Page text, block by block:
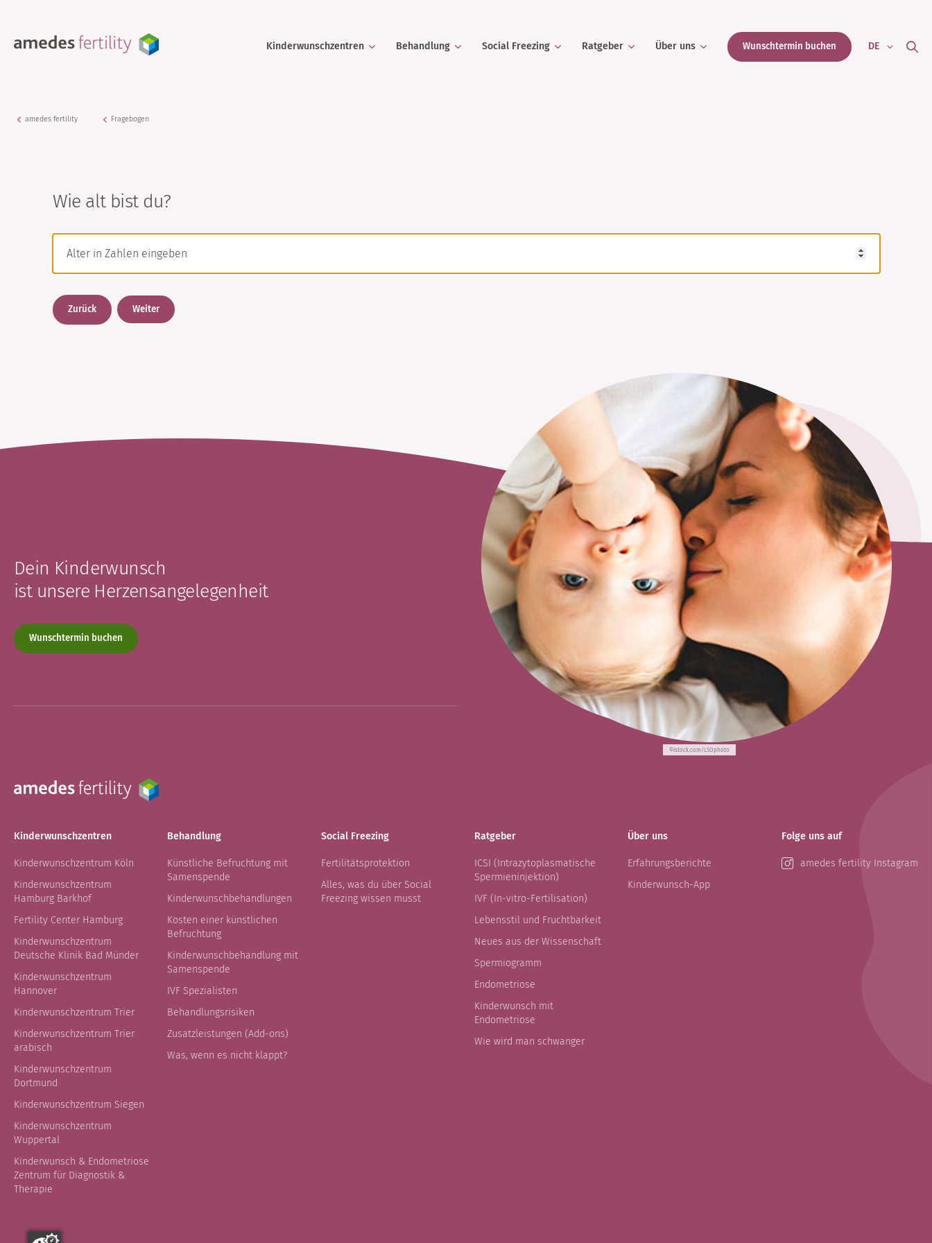
DE
Kinderwunschzentren Behandlung Social Freezing Ratgeber Über uns Wunschtermin buchen
amedes fertility Fragebogen
Wie alt bist du?
Zurück Weiter
©istock.com/LSOphoto
Dein Kinderwunsch
ist unsere Herzensangelegenheit
Wunschtermin buchen
Kinderwunschzentren
Kinderwunschzentrum Köln
Kinderwunschzentrum
Hamburg Barkhof
Fertility Center Hamburg
Kinderwunschzentrum
Deutsche Klinik Bad Münder
Kinderwunschzentrum
Hannover
Kinderwunschzentrum Trier
Kinderwunschzentrum Trier
arabisch
Kinderwunschzentrum
Dortmund
Kinderwunschzentrum Siegen
Kinderwunschzentrum
Wuppertal
Kinderwunsch & Endometriose
Zentrum für Diagnostik &
Therapie
Behandlung
Künstliche Befruchtung mit
Samenspende
Kinderwunschbehandlungen
Kosten einer künstlichen
Befruchtung
Kinderwunschbehandlung mit
Samenspende
IVF Spezialisten
Behandlungsrisiken
Zusatzleistungen (Add-ons)
Was, wenn es nicht klappt?
Social Freezing
Fertilitätsprotektion
Alles, was du über Social
Freezing wissen musst
Ratgeber
ICSI (Intrazytoplasmatische
Spermieninjektion)
IVF (In-vitro-Fertilisation)
Lebensstil und Fruchtbarkeit
Neues aus der Wissenschaft
Spermiogramm
Endometriose
Kinderwunsch mit
Endometriose
Wie wird man schwanger
Über uns
Erfahrungsberichte
Kinderwunsch-App
Folge uns auf
amedes fertility Instagram